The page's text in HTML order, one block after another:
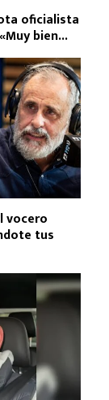
oficialista
bien...
vocero
tus